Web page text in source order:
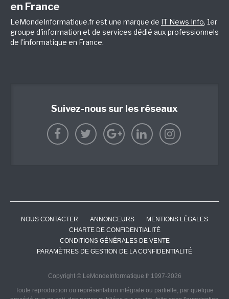
en France
LeMondeInformatique.fr est une marque de IT News Info, 1er
groupe d'information et de services dédié aux professionnels
de l'informatique en France.
Suivez-nous sur les réseaux
NOUS CONTACTER ANNONCEURS
MENTIONS LÉGALES
CHARTE DE CONFIDENTIALITÉ
CONDITIONS GÉNÉRALES DE VENTE
PARAMÈTRES DE GESTION DE LA CONFIDENTIALITÉ
Copyright © LeMondeInformatique.fr 1997-2026
Toute reproduction ou représentation intégrale ou partielle, par quelque